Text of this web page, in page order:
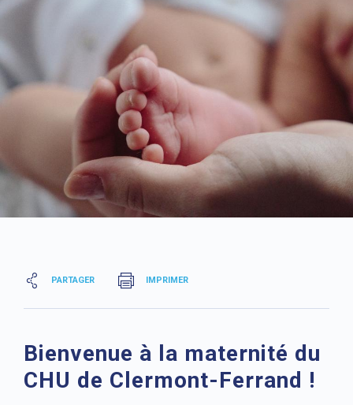
PARTAGER IMPRIMER
Bienvenue à la maternité du
CHU de Clermont-Ferrand !